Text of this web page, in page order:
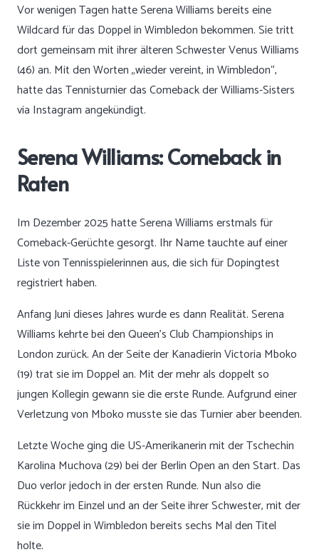
Vor wenigen Tagen hatte Serena Williams bereits eine
Wildcard für das Doppel in Wimbledon bekommen. Sie tritt
dort gemeinsam mit ihrer älteren Schwester Venus Williams
(46) an. Mit den Worten „wieder vereint, in Wimbledon“,
hatte das Tennisturnier das Comeback der Williams-Sisters
via Instagram angekündigt.
Serena Williams: Comeback in
Raten
Im Dezember 2025 hatte Serena Williams erstmals für
Comeback-Gerüchte gesorgt. Ihr Name tauchte auf einer
Liste von Tennisspielerinnen aus, die sich für Dopingtest
registriert haben.
Anfang Juni dieses Jahres wurde es dann Realität. Serena
Williams kehrte bei den Queen’s Club Championships in
London zurück. An der Seite der Kanadierin Victoria Mboko
(19) trat sie im Doppel an. Mit der mehr als doppelt so
jungen Kollegin gewann sie die erste Runde. Aufgrund einer
Verletzung von Mboko musste sie das Turnier aber beenden.
Letzte Woche ging die US-Amerikanerin mit der Tschechin
Karolina Muchova (29) bei der Berlin Open an den Start. Das
Duo verlor jedoch in der ersten Runde. Nun also die
Rückkehr im Einzel und an der Seite ihrer Schwester, mit der
sie im Doppel in Wimbledon bereits sechs Mal den Titel
holte.